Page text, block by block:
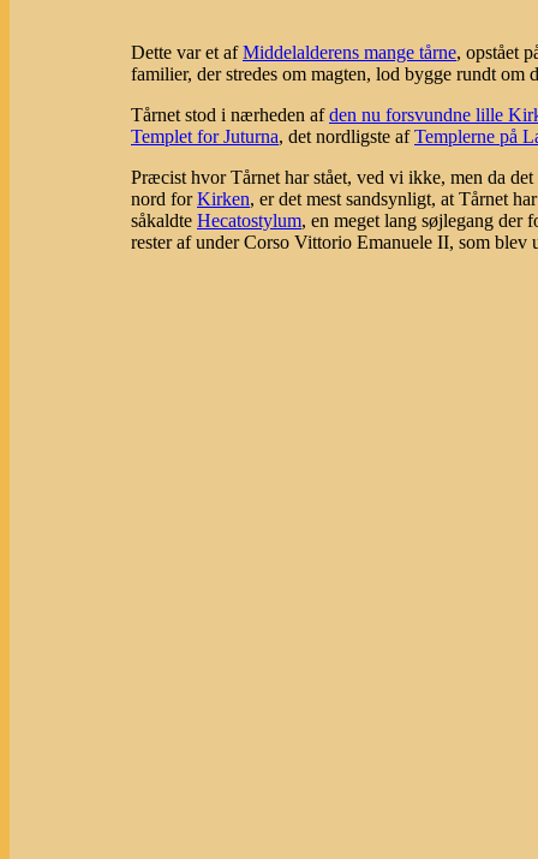
Dette var et afMiddelalderens mange tårne, opstået
familier, der stredes om magten, lod bygge rundt om
Tårnet stod i nærheden afden nu forsvundne lille
Templet for Juturna, det nordligste afTemplerne på
Præcist hvor Tårnet har stået, ved vi ikke, men da
nord forKirken, er det mest sandsynligt, at Tårnet
såkaldte Hecatostylum, en meget lang søjlegang der
rester af under Corso Vittorio Emanuele II, som blev